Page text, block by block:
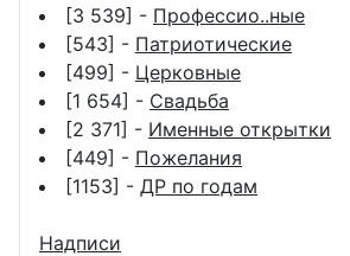
[3 539] - Профессио..ные
[543] - Патриотические
[499] - Церковные
[1 654] - Свадьба
[2 371] - Именные открытки
[449] - Пожелания
[1153] - ДР по годам
Надписи